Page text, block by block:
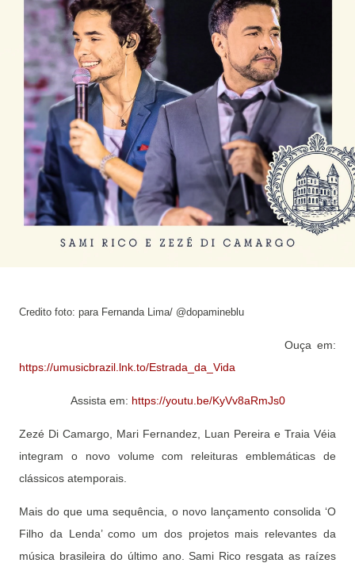
Credito foto: para Fernanda Lima/ @dopamineblu
Ouça em:
https://umusicbrazil.lnk.to/Estrada_da_Vida
Assista em: https://youtu.be/KyVv8aRmJs0
Zezé Di Camargo, Mari Fernandez, Luan Pereira e Traia Véia
integram o novo volume com releituras emblemáticas de
clássicos atemporais.
Mais do que uma sequência, o novo lançamento consolida ‘O
Filho da Lenda’ como um dos projetos mais relevantes da
música brasileira do último ano. Sami Rico resgata as raízes